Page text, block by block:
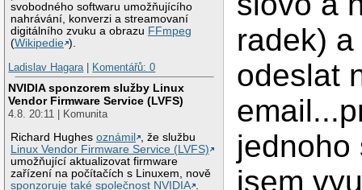
svobodného softwaru umožňujícího
nahrávání, konverzi a streamovaní
digitálního zvuku a obrazu FFmpeg
(Wikipedie ).
Ladislav Hagara
Komentářů: 0
NVIDIA sponzorem služby Linux
Vendor Firmware Service (LVFS)
4.8. 20:11 | Komunita
Richard Hughesoznámil
, že službu
Linux Vendor Firmware Service (LVFS)
umožňující aktualizovat firmware
zařízení na počítačích s Linuxem, nově
sponzoruje také společnost NVIDIA .
radek)
odeslat
jednoho
jsem